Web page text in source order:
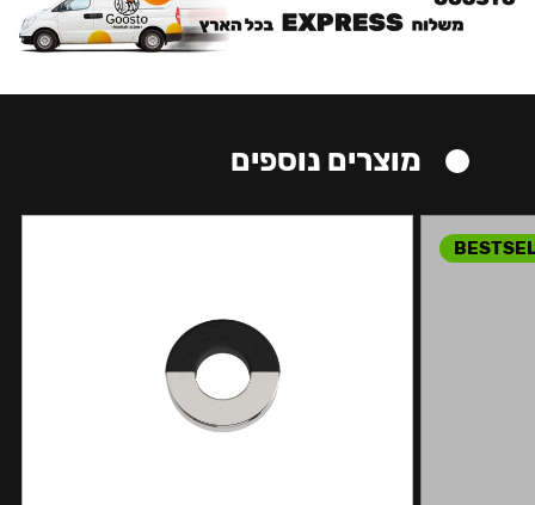
מוצרים נוספים